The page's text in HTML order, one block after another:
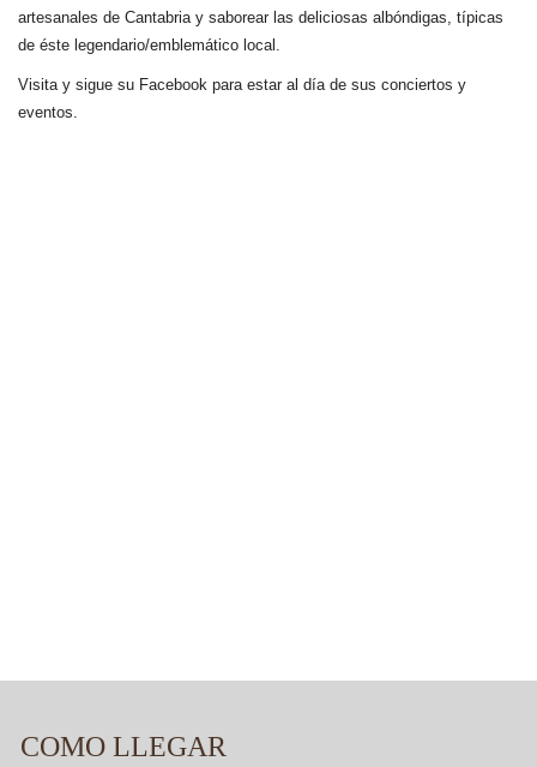
artesanales de Cantabria y saborear las deliciosas albóndigas, típicas
de éste legendario/emblemático local.
Visita y sigue su Facebook para estar al día de sus conciertos y
eventos.
COMO LLEGAR